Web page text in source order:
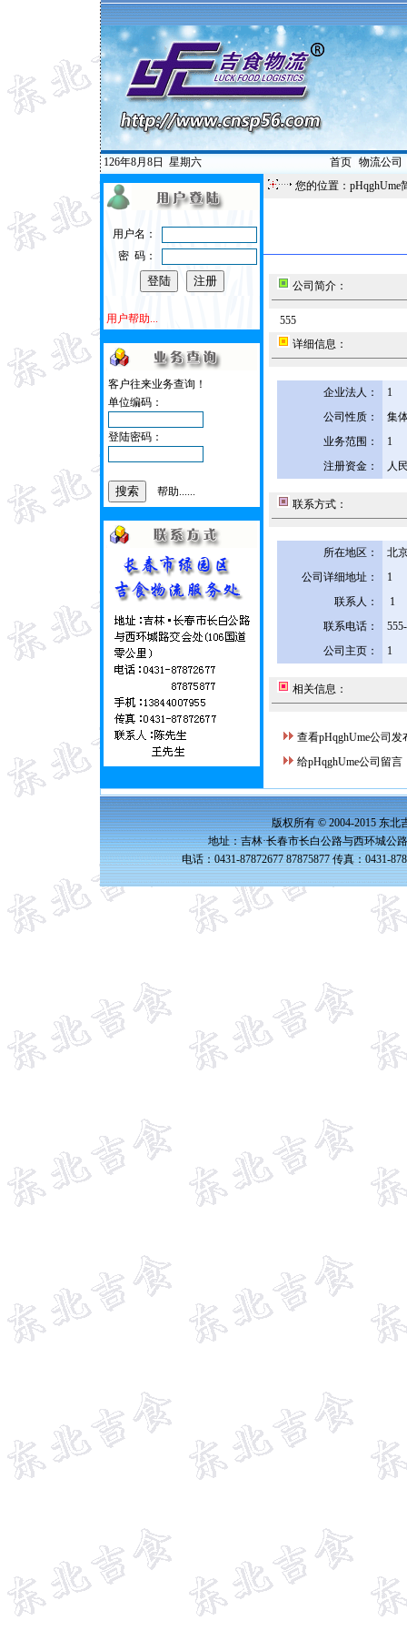
126年8月8日 星期六 首页| 物流公司
用户名：
密 码：
用户帮助...
客户往来业务查询！
单位编码：
登陆密码：
帮助......
您的位置：pHqghUme
公司简介：
555
详细信息：
企业法人：
1
公司性质：
集
业务范围：
1
注册资金：
人
联系方式：
所在地区：
北
公司详细地址：
1
联系人：
1
联系电话：
公司主页：
1
相关信息：
查看pHqghUme公司发
给pHqghUme公司留言
版权所有 © 2004-2015 东北
地址：吉林·长春市长白公路与西环城公
电话：0431-87872677 87875877 传真：0431-